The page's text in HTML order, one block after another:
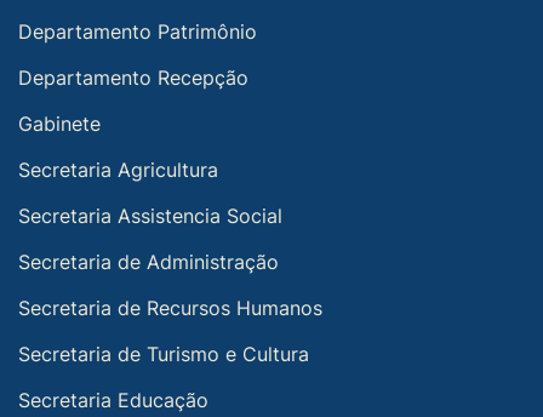
Departamento Patrimônio
Departamento Recepção
Gabinete
Secretaria Agricultura
Secretaria Assistencia Social
Secretaria de Administração
Secretaria de Recursos Humanos
Secretaria de Turismo e Cultura
Secretaria Educação